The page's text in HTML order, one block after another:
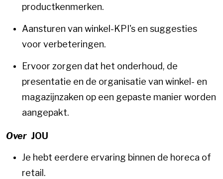
productkenmerken.
Aansturen van winkel-KPI's en suggesties
voor verbeteringen.
Ervoor zorgen dat het onderhoud, de
presentatie en de organisatie van winkel- en
magazijnzaken op een gepaste manier worden
aangepakt.
Over JOU
Je hebt eerdere ervaring binnen de horeca of
retail.